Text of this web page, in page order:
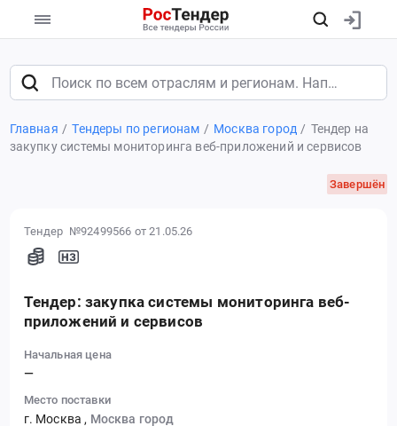
Главная Тендеры по регионам Москва город
Тендер на
закупку системы мониторинга веб-приложений и сервисов
Завершён
Тендер №92499566 от 21.05.26
Тендер: закупка системы мониторинга веб-
приложений и сервисов
Начальная цена
—
Место поставки
г. Москва , Москва город